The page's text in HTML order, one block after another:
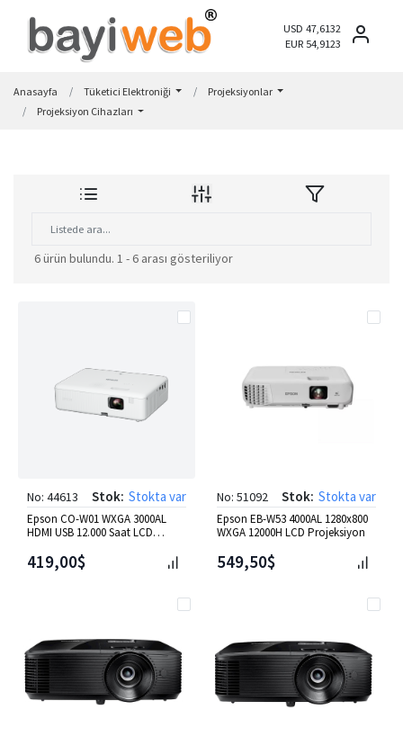
USD 47,6132
EUR 54,9123
Anasayfa Tüketici Elektroniği
Projeksiyonlar
Projeksiyon Cihazları
6 ürün bulundu. 1 - 6 arası gösteriliyor
No: 44613 Stok: Stokta var
Epson CO-W01 WXGA 3000AL
HDMI USB 12.000 Saat LCD
419,00$
No: 51092 Stok: Stokta var
Epson EB-W53 4000AL 1280x800
WXGA 12000H LCD Projeksiyon
549,50$